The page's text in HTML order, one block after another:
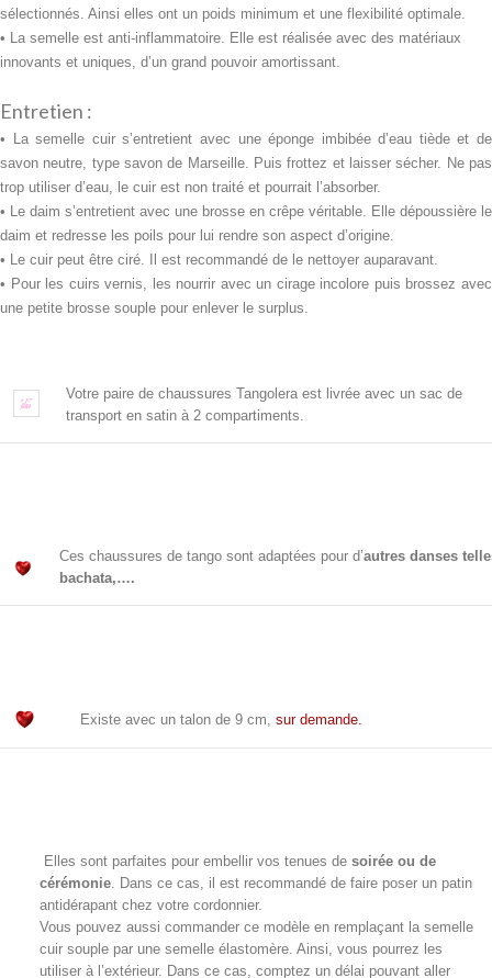
sélectionnés. Ainsi elles ont un poids minimum et une flexibilité optimale.
• La semelle est anti-inflammatoire. Elle est réalisée avec des matériaux
innovants et uniques, d’un grand pouvoir amortissant.
Entretien :
• La semelle cuir s’entretient avec une éponge imbibée d’eau tiède et de
savon neutre, type savon de Marseille. Puis frottez et laisser sécher. Ne pas
trop utiliser d’eau, le cuir est non traité et pourrait l’absorber.
• Le daim s’entretient avec une brosse en crêpe véritable. Elle dépoussière le
daim et redresse les poils pour lui rendre son aspect d’origine.
• Le cuir peut être ciré. Il est recommandé de le nettoyer auparavant.
• Pour les cuirs vernis, les nourrir avec un cirage incolore puis brossez avec
une petite brosse souple pour enlever le surplus.
Votre paire de chaussures Tangolera est livrée avec un sac de
transport en satin à 2 compartiments.
Ces chaussures de tango sont adaptées pour d’autres danses
bachata,….
Existe avec un talon de 9 cm, sur demande.
Elles sont parfaites pour embellir vos tenues de soirée ou de
cérémonie. Dans ce cas, il est recommandé de faire poser un patin
antidérapant chez votre cordonnier.
Vous pouvez aussi commander ce modèle en remplaçant la semelle
cuir souple par une semelle élastomère. Ainsi, vous pourrez les
utiliser à l’extérieur. Dans ce cas, comptez un délai pouvant aller